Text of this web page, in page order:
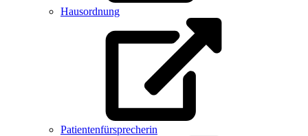
Hausordnung
Patientenfürsprecherin